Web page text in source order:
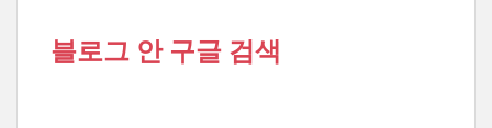
블로그 안 구글 검색